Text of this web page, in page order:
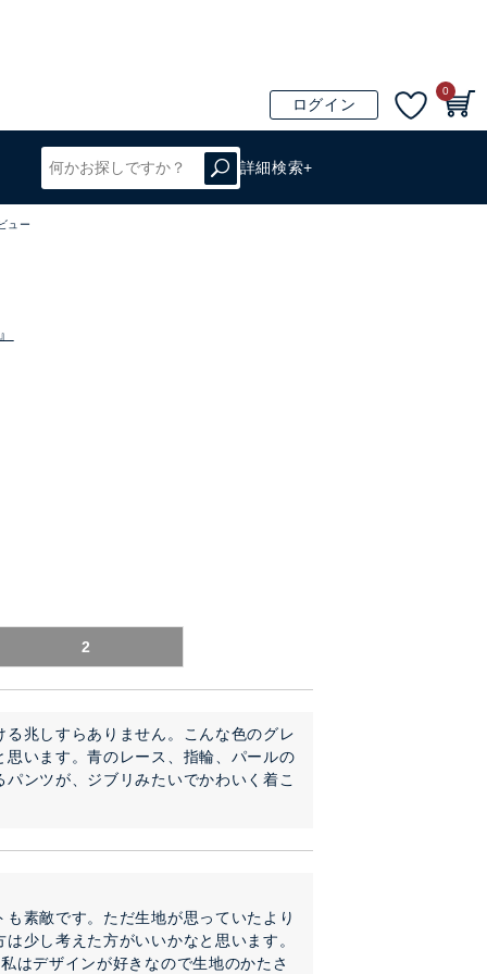
ログイン
0
詳細検索+
ュー
2
兆しすらありません。こんな色のグレ
います。青のレース、指輪、パールの
ンツが、ジブリみたいでかわいく着こ
素敵です。ただ生地が思っていたより
少し考えた方がいいかなと思います。
はデザインが好きなので生地のかたさ